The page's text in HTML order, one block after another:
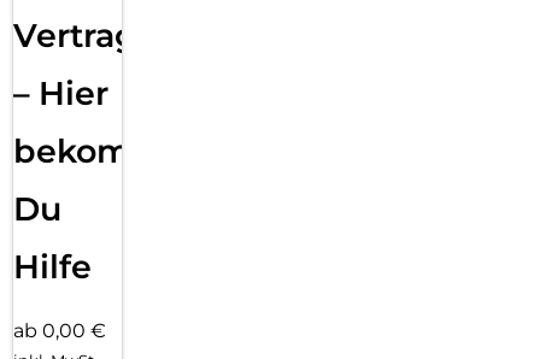
Vertragsabwicklung
– Hier
bekommst
Du
Hilfe
ab 0,00 €